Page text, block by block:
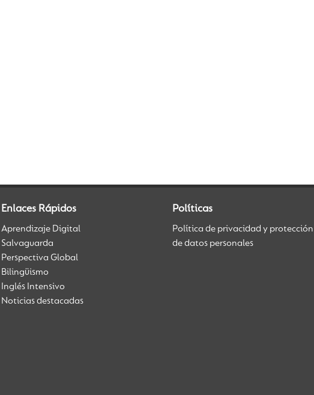
Enlaces Rápidos
Aprendizaje Digital
Salvaguarda
Perspectiva Global
Bilingüismo
Inglés Intensivo
Noticias destacadas
Políticas
Política de privacidad y protección
de datos personales